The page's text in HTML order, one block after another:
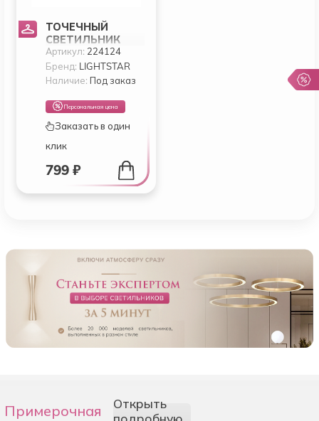
ТОЧЕЧНЫЙ
СВЕТИЛЬНИК
LIGHTSTAR ZOCCO
224124
Артикул: 224124
Бренд: LIGHTSTAR
Наличие: Под заказ
Персональная цена
Заказать в один
клик
799 ₽
Примерочная
Открыть